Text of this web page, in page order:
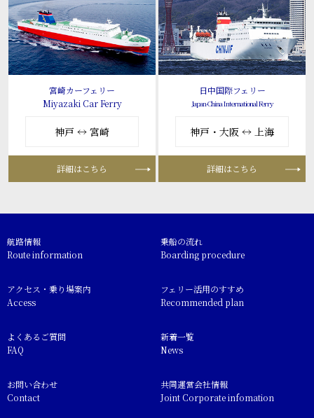
宮崎カーフェリー
Miyazaki Car Ferry
神戸 ↔ 宮崎
詳細はこちら
日中国際フェリー
Japan-China International Ferry
神戸・大阪 ↔ 上海
詳細はこちら
航路情報
Route information
乗船の流れ
Boarding procedure
アクセス・乗り場案内
Access
フェリー活用のすすめ
Recommended plan
よくあるご質問
FAQ
新着一覧
News
お問い合わせ
Contact
共同運営会社情報
Joint Corporate infomation